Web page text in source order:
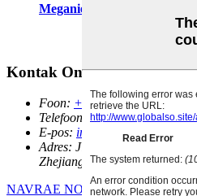
Meganiese aluminium kabel
Kontak Ons
Foon: +86 577 6178 7888
Telefoon/Whatsapp: +86
E-pos: info@yojiu.com
Adres: Jiaxi Industriële Sone,
Zhejiang Provinsie, China
NAVRAE NOU